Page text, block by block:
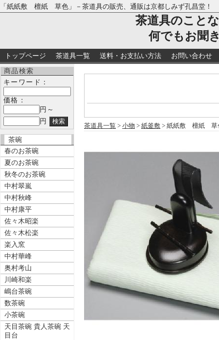
「紙紙敷 檀紙 草色」－茶道具の販売、通販は京都しみず孔昌堂！
茶道具のこと
何でもお聞
トップページ 茶道具一覧 送料・お支払い方法 お問い合わせ
商品検索
キーワード：
価格：
円～
円
茶碗
春のお茶碗
夏のお茶碗
秋冬のお茶碗
中村翠嵐
中村秋峰
中村康平
佐々木昭楽
佐々木松楽
楽入窯
中村華峰
奥村考山
川崎和楽
嶋台茶碗
数茶碗
小茶碗
天目茶碗 貴人茶碗 天
目台
茶道具一覧 > 小物 > 紙釜敷 > 紙紙敷 檀紙 草